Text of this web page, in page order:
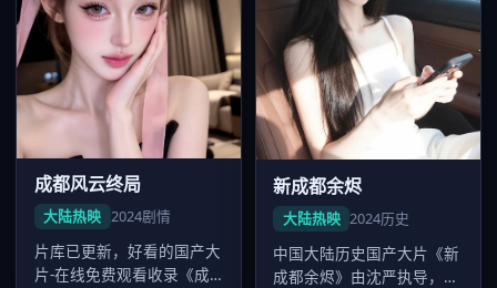
成都风云终局
大陆热映 2024剧情
片库已更新，好看的国产大
片-在线免费观看收录《成
新成都余烬
大陆热映 2024历史
中国大陆历史国产大片《新
成都余烬》由沈严执导，卡